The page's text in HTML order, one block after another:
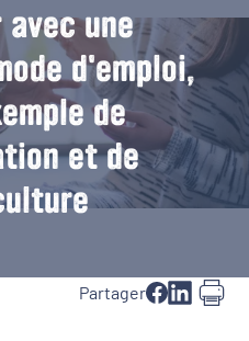
une
d'emploi,
de
et de
Partager